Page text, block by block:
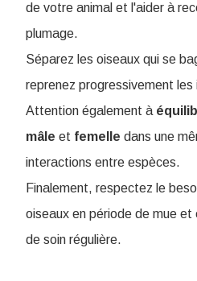
de votre animal et l'aider à
plumage.
Séparez les oiseaux qui se
reprenez progressivement les
Attention également à
mâle et femelle dans une
interactions entre espèces.
Finalement, respectez le
oiseaux en période de mue
de soin régulière.